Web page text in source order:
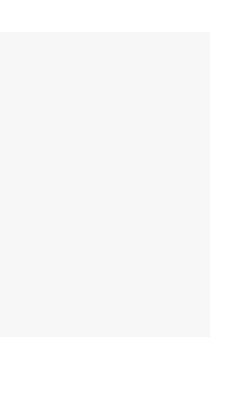
neuen Fenster geöffnet.